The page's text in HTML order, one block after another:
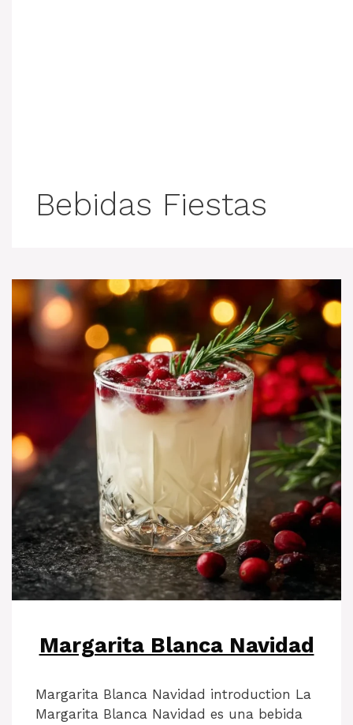
Bebidas Fiestas
Margarita Blanca Navidad
Margarita Blanca Navidad introduction La
Margarita Blanca Navidad es una bebida